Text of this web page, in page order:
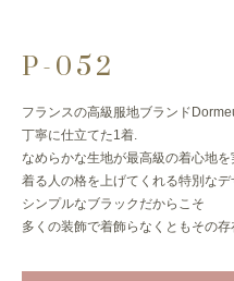
P-052
フランスの高級服地ブランド
丁寧に仕立てた1着.
なめらかな生地が最高級の着心地を
着る人の格を上げてくれる特別な
シンプルなブラックだからこそ
多くの装飾で着飾らなくともその